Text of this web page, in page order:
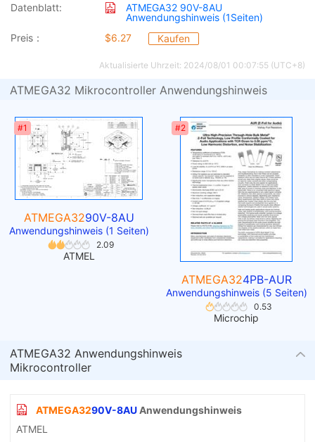
Datenblatt:
ATMEGA32 90V-8AU
Anwendungshinweis (1Seiten)
Preis：
$6.27 Kaufen
Aktualisierte Uhrzeit: 2024/08/01 00:07:55 (UTC+8)
ATMEGA32 Mikrocontroller Anwendungshinweis
#1
ATMEGA3290V-8AU
Anwendungshinweis (1 Seiten)
2.09
ATMEL
#2
ATMEGA324PB-AUR
Anwendungshinweis (5 Seiten)
0.53
Microchip
ATMEGA32 Anwendungshinweis
Mikrocontroller
ATMEGA3290V-8AUAnwendungshinweis
ATMEL